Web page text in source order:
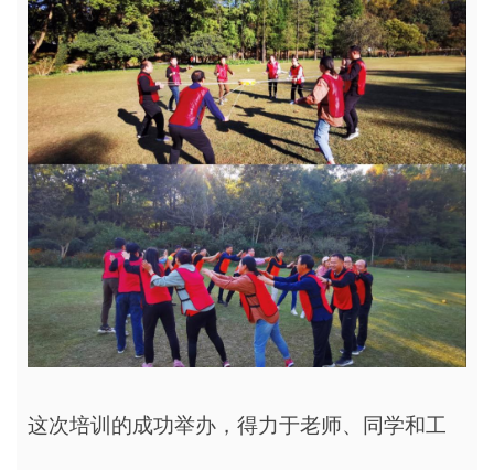
这次培训的成功举办，得力于老师、同学和工